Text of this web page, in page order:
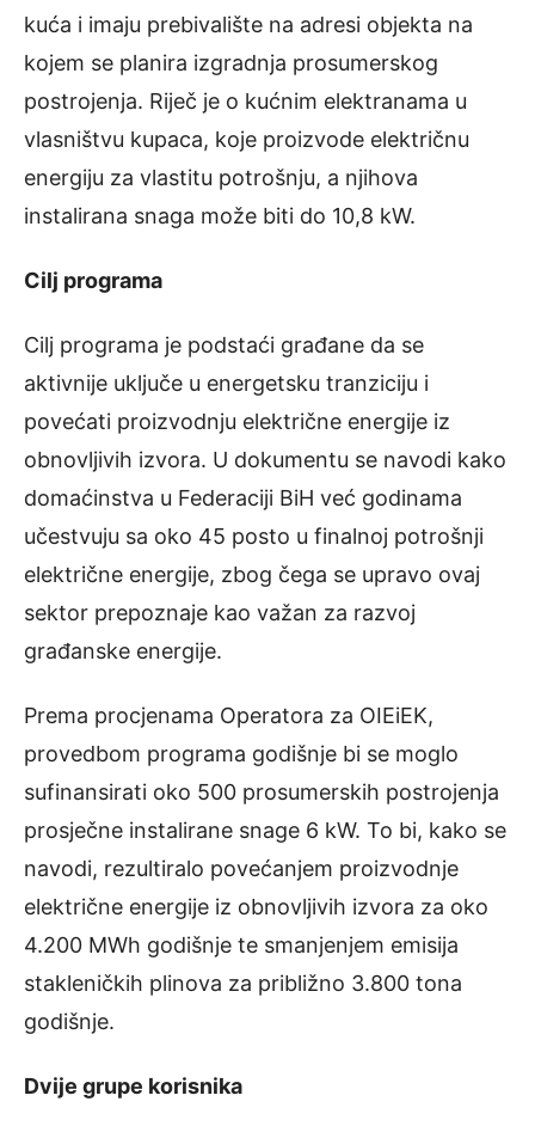
kuća i imaju prebivalište na adresi objekta na
kojem se planira izgradnja prosumerskog
postrojenja. Riječ je o kućnim elektranama u
vlasništvu kupaca, koje proizvode električnu
energiju za vlastitu potrošnju, a njihova
instalirana snaga može biti do 10,8 kW.
Cilj programa
Cilj programa je podstaći građane da se
aktivnije uključe u energetsku tranziciju i
povećati proizvodnju električne energije iz
obnovljivih izvora. U dokumentu se navodi kako
domaćinstva u Federaciji BiH već godinama
učestvuju sa oko 45 posto u finalnoj potrošnji
električne energije, zbog čega se upravo ovaj
sektor prepoznaje kao važan za razvoj
građanske energije.
Prema procjenama Operatora za OIEiEK,
provedbom programa godišnje bi se moglo
sufinansirati oko 500 prosumerskih postrojenja
prosječne instalirane snage 6 kW. To bi, kako se
navodi, rezultiralo povećanjem proizvodnje
električne energije iz obnovljivih izvora za oko
4.200 MWh godišnje te smanjenjem emisija
stakleničkih plinova za približno 3.800 tona
godišnje.
Dvije grupe korisnika